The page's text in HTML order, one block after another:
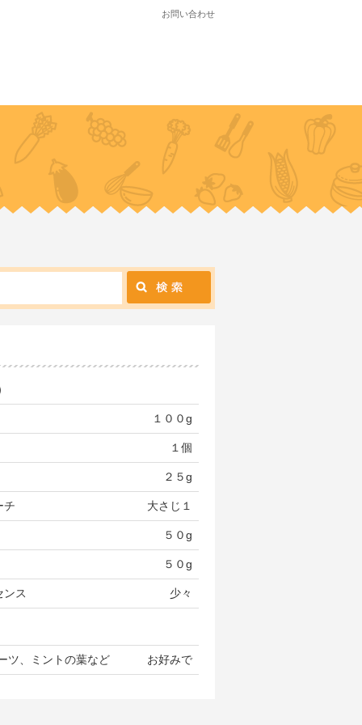
お問い合わせ
１００g
１個
２５g
チ 大さじ１
５０g
５０g
ンス 少々
ツ、ミントの葉など お好みで